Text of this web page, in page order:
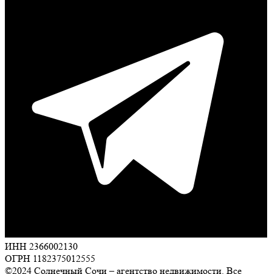
ИНН 2366002130
ОГРН 1182375012555
©2024 Солнечный Сочи – агентство недвижимости. Все